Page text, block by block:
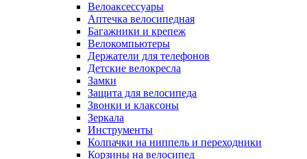
Велоаксессуары
Аптечка велосипедная
Багажники и крепеж
Велокомпьютеры
Держатели для телефонов
Детские велокресла
Замки
Защита для велосипеда
Звонки и клаксоны
Зеркала
Инструменты
Колпачки на ниппель и переходники
Корзины на велосипед